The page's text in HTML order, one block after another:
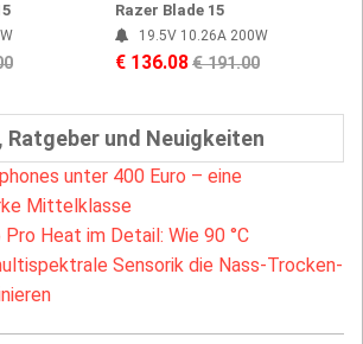
Razer Blade 15
19.5V 10.26A 200W
€ 136.08€ 191.00
und Neuigkeiten
unter 400 Euro – eine
Mittelklasse
Heat im Detail: Wie 90 °C
Sensorik die Nass-Trocken-